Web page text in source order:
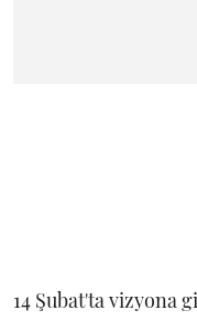
14 Şubat'ta vizyona